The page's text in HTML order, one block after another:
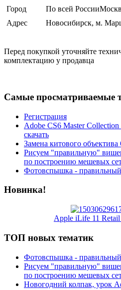
Город
По всей РоссииМоскв
Адрес
Новосибирск, м.
Перед покупкой уточняйте
комплектацию у продавца
Самые просматриваемые
Регистрация
Adobe CS6 Master
скачать
Замена китового объектива
Рисуем "правильную"
по построению мешевых
Фотовспышка -
Новинка!
Apple iLife 11
ТОП новых тематик
Фотовспышка -
Рисуем "правильную"
по построению мешевых
Новогодний колпак, урок